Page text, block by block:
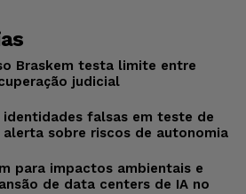
Braskem testa limite entre
judicial
falsas em teste de
alerta sobre riscos de autonomia
para impactos ambientais e
de data centers de IA no